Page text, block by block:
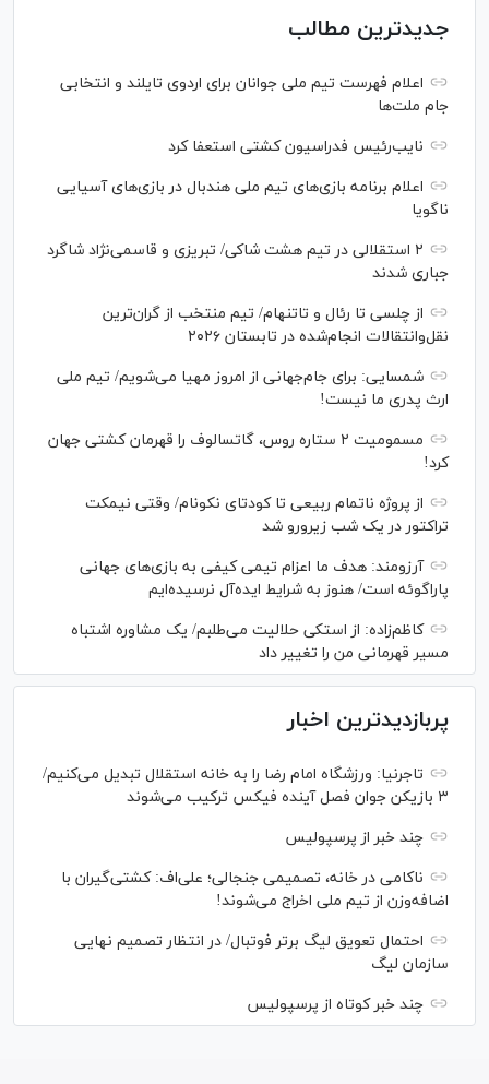
جدیدترین مطالب
اعلام فهرست تیم ملی جوانان برای اردوی تایلند و انتخابی
جام ملت‌ها
نایب‌رئیس فدراسیون کشتی استعفا کرد
اعلام برنامه بازی‌های تیم ملی هندبال در بازی‌های آسیایی
ناگویا
۲ استقلالی در تیم هشت شاکی/ تبریزی و قاسمی‌نژاد شاگرد
جباری شدند
از چلسی تا رئال و تاتنهام/ تیم منتخب از گران‌ترین
نقل‌وانتقالات انجام‌شده در تابستان ۲۰۲۶
شمسایی: برای جام‌جهانی از امروز مهیا می‌شویم/ تیم ملی
ارث پدری ما نیست!
مسمومیت ۲ ستاره روس، گاتسالوف را قهرمان کشتی جهان
کرد!
از پروژه ناتمام ربیعی تا کودتای نکونام/ وقتی نیمکت
تراکتور در یک شب زیرورو شد
آرزومند: هدف ما اعزام تیمی کیفی به بازی‌های جهانی
پاراگوئه است/ هنوز به شرایط ایده‌آل نرسیده‌ایم
کاظم‌زاده: از استکی حلالیت می‌طلبم/ یک مشاوره اشتباه
مسیر قهرمانی من را تغییر داد
پربازدیدترین اخبار
تاجرنیا: ورزشگاه امام رضا را به خانه استقلال تبدیل می‌کنیم/
۳ بازیکن جوان فصل آینده فیکس ترکیب می‌شوند
چند خبر از پرسپولیس
ناکامی در خانه، تصمیمی جنجالی؛ علی‌اف: کشتی‌گیران با
اضافه‌وزن از تیم ملی اخراج می‌شوند!
احتمال تعویق لیگ برتر فوتبال/ در انتظار تصمیم نهایی
سازمان لیگ
چند خبر کوتاه از پرسپولیس